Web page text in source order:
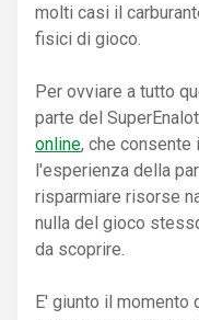
molti casi il
fisici di gioco.
Per ovviare a tutto
parte del
online, che consente
l'esperienza della
risparmiare risorse
nulla del gioco
da scoprire.
E' giunto il momento